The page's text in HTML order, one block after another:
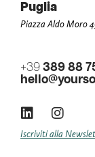
Puglia
Piazza Aldo Moro
+39 389 88
Iscriviti alla